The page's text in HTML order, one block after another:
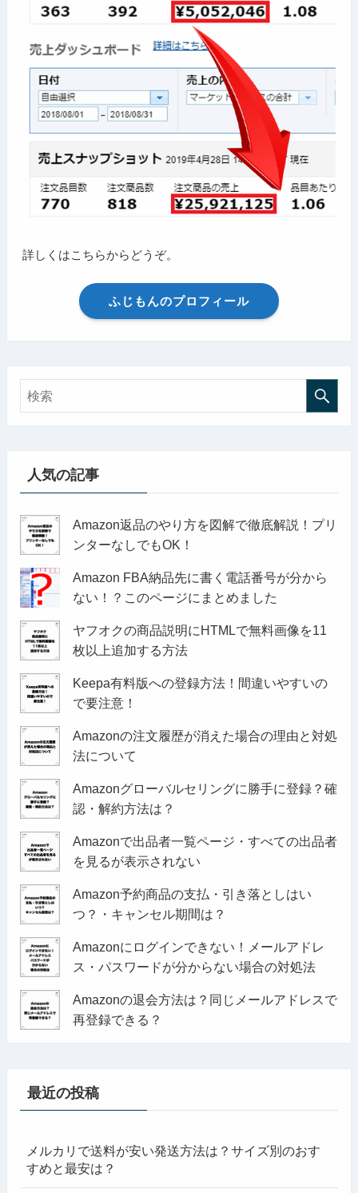
詳しくはこちらからどうぞ。
ふじもんのプロフィール
人気の記事
Amazon返品のやり方を図解で徹底解説！プリ
ンターなしでもOK！
Amazon FBA納品先に書く電話番号が分から
ない！？このページにまとめました
ヤフオクの商品説明にHTMLで無料画像を11
枚以上追加する方法
Keepa有料版への登録方法！間違いやすいの
で要注意！
Amazonの注文履歴が消えた場合の理由と対処
法について
Amazonグローバルセリングに勝手に登録？確
認・解約方法は？
Amazonで出品者一覧ページ・すべての出品者
を見るが表示されない
Amazon予約商品の支払・引き落としはい
つ？・キャンセル期間は？
Amazonにログインできない！メールアドレ
ス・パスワードが分からない場合の対処法
Amazonの退会方法は？同じメールアドレスで
再登録できる？
最近の投稿
メルカリで送料が安い発送方法は？サイズ別のおす
すめと最安は？